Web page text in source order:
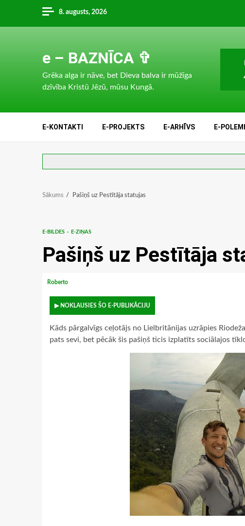
content
8. augusts, 2026
e – BAZNĪCA ✞
Grēka alga ir nāve, bet Dieva balva ir mūžīga
dzīvība Kristū Jēzū, mūsu Kungā.
E-KONTAKTI E-PROJEKTS E-ARHĪVS E-
Sākums Pašiņš uz Pestītāja statujas
E-BILDES E-ZIŅAS
Pašiņš uz Pestītāja
Roberto
▶ NOKLAUSIES ŠO E-PUBLIKĀCIJU
Kāds pārgalvīgs ceļotājs no Lielbritānijas uzrāpies
pats sevi, bet pēcāk šis pašiņš ticis izplatīts sociālajos